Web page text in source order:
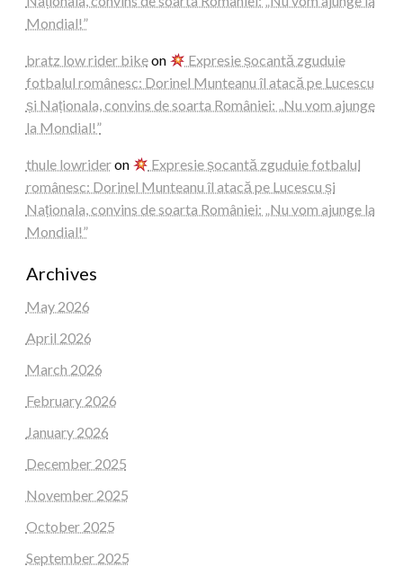
Mondial!”
bratz low rider bikeon
Expresie șocantă zguduie
fotbalul românesc: Dorinel Munteanu îl atacă pe Lucescu
și Naționala, convins de soarta României: „Nu vom ajunge
la Mondial!”
thule lowrideron
Expresie șocantă zguduie fotbalul
românesc: Dorinel Munteanu îl atacă pe Lucescu și
Naționala, convins de soarta României: „Nu vom ajunge la
Mondial!”
Archives
May 2026
April 2026
March 2026
February 2026
January 2026
December 2025
November 2025
October 2025
September 2025